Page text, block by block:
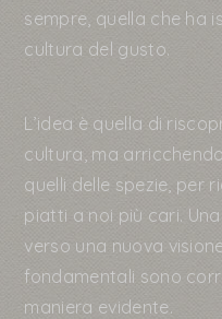
sempre, quella che ha
cultura del gusto.
L’idea è quella di
cultura, ma
quelli delle spezie, per
piatti a noi più cari.
verso una nuova
fondamentali sono
maniera evidente.